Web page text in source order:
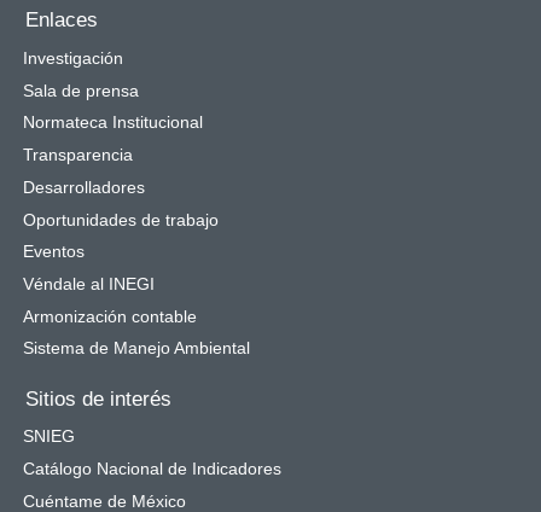
Enlaces
Investigación
Sala de prensa
Normateca Institucional
Transparencia
Desarrolladores
Oportunidades de trabajo
Eventos
Véndale al INEGI
Armonización contable
Sistema de Manejo Ambiental
Sitios de interés
SNIEG
Catálogo Nacional de Indicadores
Cuéntame de México